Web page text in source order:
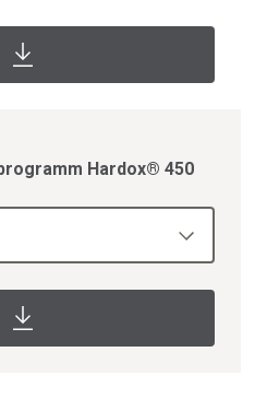
Hardox® 450